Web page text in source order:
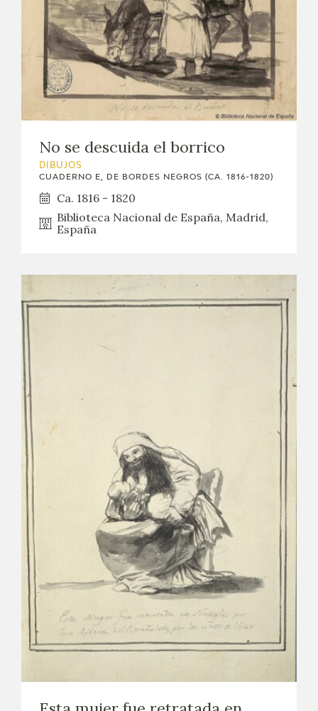
No se descuida el borrico
DIBUJOS
CUADERNO E, DE BORDES NEGROS (CA. 1816-1820)
Ca. 1816 - 1820
Biblioteca Nacional de España, Madrid,
España